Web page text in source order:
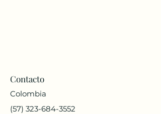
Contacto
Colombia
(57) 323-684-3552